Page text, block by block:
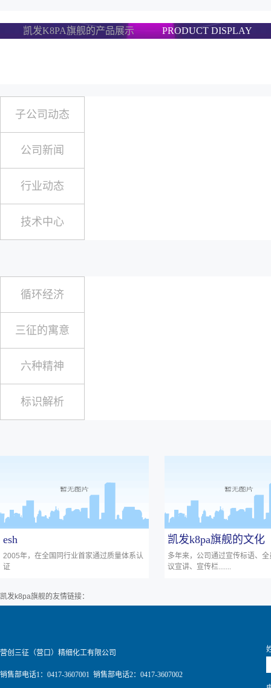
凯发K8PA旗舰的产品展示 PRODUCT DISPLAY
子公司动态
公司新闻
行业动态
技术中心
循环经济
三征的寓意
六种精神
标识解析
esh
2005年，在全国同行业首家通过质量体系认
证
凯发k8pa旗舰的文化
多年来，公司通过宣传标语、
议宣讲、宣传栏.......
凯发k8pa旗舰的友情链接：
营创三征（营口）精细化工有限公司
销售部电话1：0417-3607001 销售部电话2：0417-3607002